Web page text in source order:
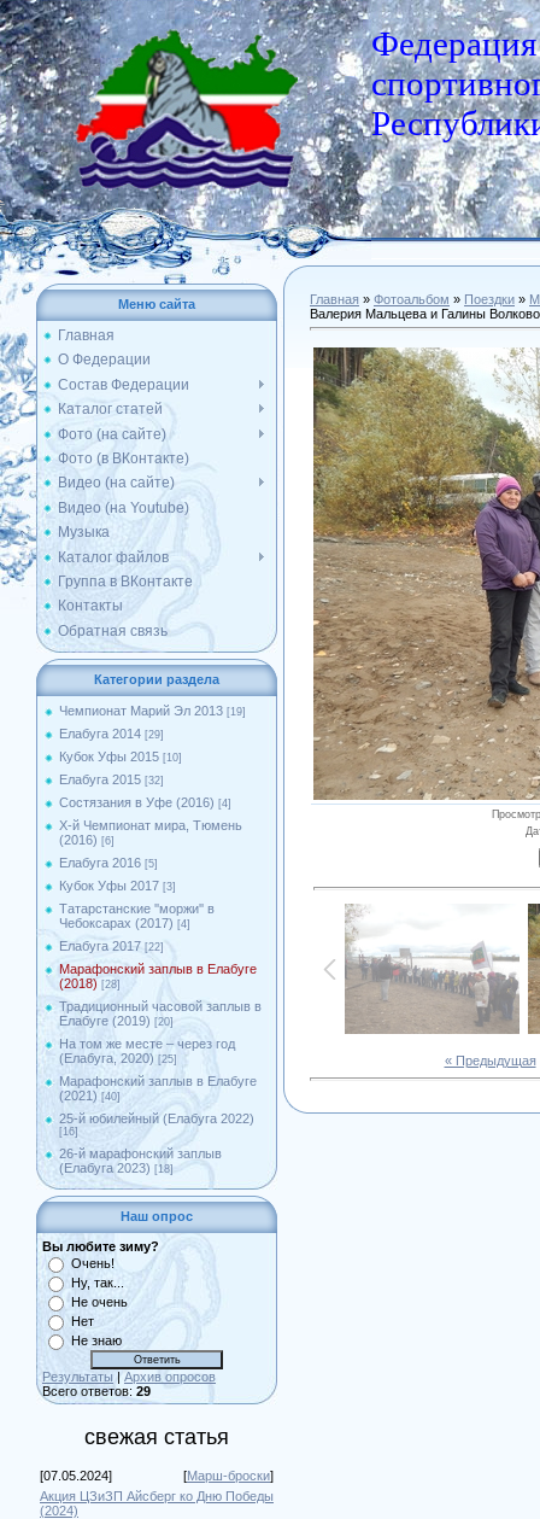
Федерация
Меню сайта
Главная
О Федерации
Состав Федерации
Каталог статей
Фото (на сайте)
Фото (в ВКонтакте)
Видео (на сайте)
Видео (на Youtube)
Музыка
Каталог файлов
Группа в ВКонтакте
Контакты
Обратная связь
Категории раздела
Чемпионат Марий Эл 2013 [19]
Елабуга 2014 [29]
Кубок Уфы 2015 [10]
Елабуга 2015 [32]
Состязания в Уфе (2016) [4]
X-й Чемпионат мира, Тюмень
(2016) [6]
Елабуга 2016 [5]
Кубок Уфы 2017 [3]
Татарстанские ''моржи'' в
Чебоксарах (2017) [4]
Елабуга 2017 [22]
Марафонский заплыв в Елабуге
(2018) [28]
Традиционный часовой заплыв в
Елабуге (2019) [20]
На том же месте – через год
(Елабуга, 2020) [25]
Марафонский заплыв в Елабуге
(2021) [40]
25-й юбилейный (Елабуга 2022)
[16]
26-й марафонский заплыв
(Елабуга 2023) [18]
Наш опрос
Вы любите зиму?
Очень!
Ну, так...
Не очень
Нет
Не знаю
Результаты | Архив опросов
Всего ответов: 29
свежая статья
[07.05.2024] [Марш-броски]
Акция ЦЗиЗП Айсберг ко Дню Победы
(2024)
Главная » Фотоальбом » Поездки »
Валерия Мальцева и Галины
« Предыдущая